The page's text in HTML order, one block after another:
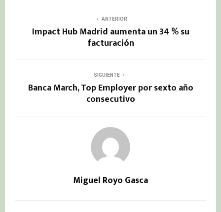
ANTERIOR
Impact Hub Madrid aumenta un 34 % su
facturación
SIGUIENTE
Banca March, Top Employer por sexto año
consecutivo
Miguel Royo Gasca